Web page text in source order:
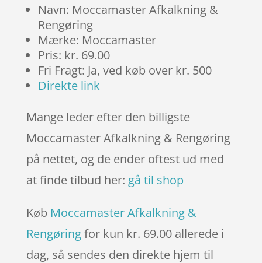
Navn: Moccamaster Afkalkning &
Rengøring
Mærke: Moccamaster
Pris: kr. 69.00
Fri Fragt: Ja, ved køb over kr. 500
Direkte link
Mange leder efter den billigste
Moccamaster Afkalkning & Rengøring
på nettet, og de ender oftest ud med
at finde tilbud her: gå til shop
Køb Moccamaster Afkalkning &
Rengøringfor kun kr. 69.00 allerede i
dag, så sendes den direkte hjem til